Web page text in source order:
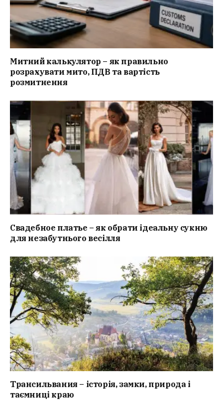
Митний калькулятор – як правильно
розрахувати мито, ПДВ та вартість
розмитнення
Свадебное платье – як обрати ідеальну сукню
для незабутнього весілля
Трансильвания – історія, замки, природа і
таємниці краю